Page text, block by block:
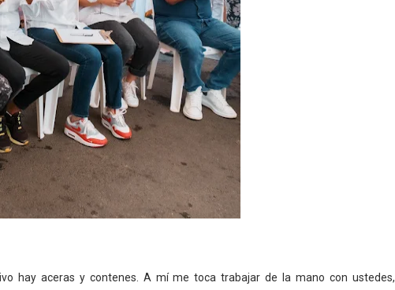
hay aceras y contenes. A mí me toca trabajar de la mano con ustedes,